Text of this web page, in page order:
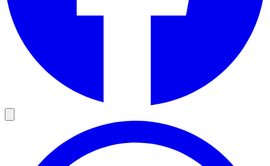
Charger la vidéo
En cliquant, vous acceptez le chargement de contenu depuis un
service externe.